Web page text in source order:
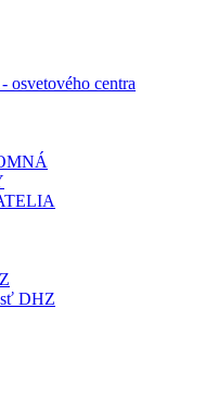
osvetového centra
DHZ